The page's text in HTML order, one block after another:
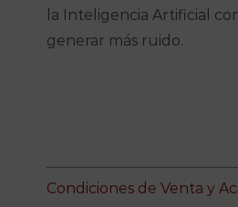
la Inteligencia Artificial
generar más ruido.
Condiciones de Venta y